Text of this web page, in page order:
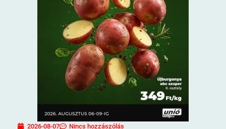
2026-08-07 Nincs hozzászólás